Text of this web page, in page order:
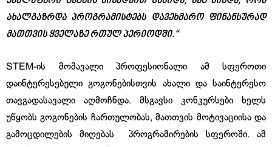
ახალგაზრდა პროგრამისტებს დავეხმარო ფინანსურად
მათთვის ყველაზე რთულ პერიოდში.“
STEM-ის მომავალი პროფესიონალი ამ სფეროთი
დაინტერესებული გოგონებისთვის ახალი და საინტერესო
თავგადასავალი აღმოჩნდა. მსგავსი კონკურსები ხელს
უწყობს გოგონების ჩართულობას, მათთვის მოტივაციისა და
გამოცდილების მიღებას პროგრამირების სფეროში. ამ